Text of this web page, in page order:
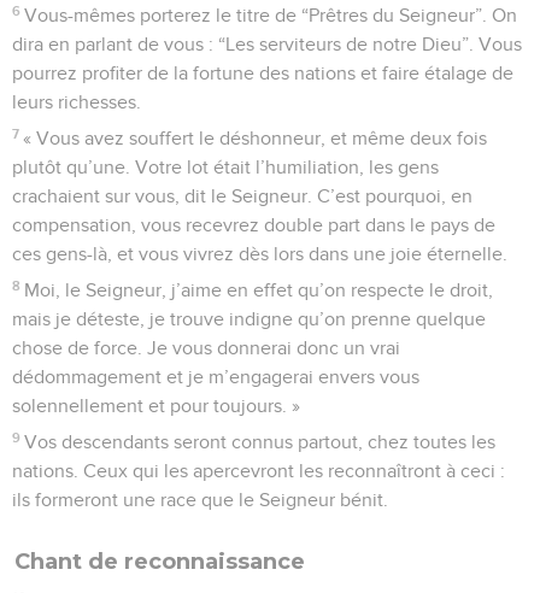
6 Vous-mêmes porterez le titre de “Prêtres du Seigneur”. On
dira en parlant de vous : “Les serviteurs de notre Dieu”. Vous
pourrez profiter de la fortune des nations et faire étalage de
leurs richesses.
7 « Vous avez souffert le déshonneur, et même deux fois
plutôt qu’une. Votre lot était l’humiliation, les gens
crachaient sur vous, dit le Seigneur. C’est pourquoi, en
compensation, vous recevrez double part dans le pays de
ces gens-là, et vous vivrez dès lors dans une joie éternelle.
8 Moi, le Seigneur, j’aime en effet qu’on respecte le droit,
mais je déteste, je trouve indigne qu’on prenne quelque
chose de force. Je vous donnerai donc un vrai
dédommagement et je m’engagerai envers vous
solennellement et pour toujours. »
9 Vos descendants seront connus partout, chez toutes les
nations. Ceux qui les apercevront les reconnaîtront à ceci :
ils formeront une race que le Seigneur bénit.
Chant de reconnaissance